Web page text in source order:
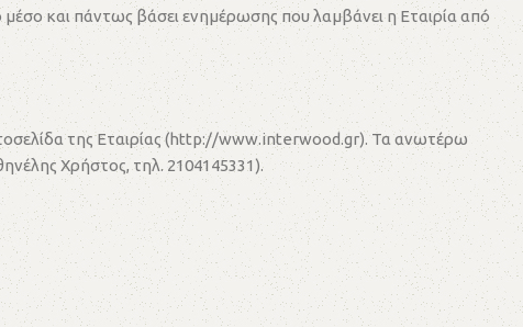
και πάντως βάσει ενημέρωσης που λαμβάνει η Εταιρία από
της Εταιρίας (http://www.interwood.gr). Τα ανωτέρω
Χρήστος, τηλ. 2104145331).